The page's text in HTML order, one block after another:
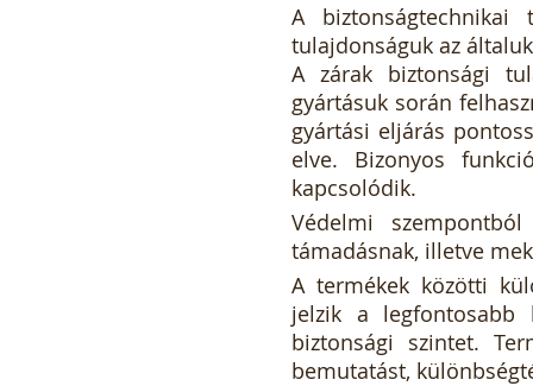
A
tulajdonságuk az
A zárak biztonsági
gyártásuk során
gyártási eljárás
elve. Bizonyos
kapcsolódik.
Védelmi
támadásnak, illetve
A termékek közötti
jelzik a legfontosabb
biztonsági szintet.
bemutatást,